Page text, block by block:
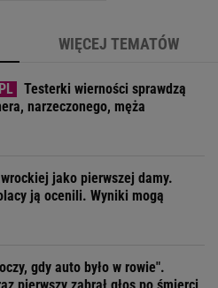
WIĘCEJ TEMATÓW
Testerki wierności sprawdzą
narzeczonego, męża
jako pierwszej damy.
ją ocenili. Wyniki mogą
gdy auto było w rowie".